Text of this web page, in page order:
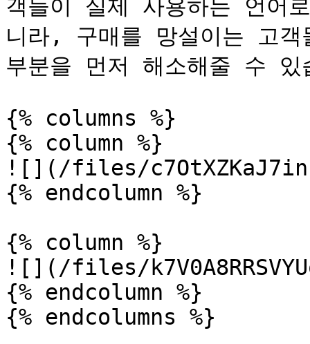
객들이 실제 사용하는 언어
니라, 구매를 망설이는 고객
부분을 먼저 해소해줄 수 있
{% columns %}
{% column %}
![](/files/
{% endcolumn %}
{% column %}
![](/files/
{% endcolumn %}
{% endcolumns %}